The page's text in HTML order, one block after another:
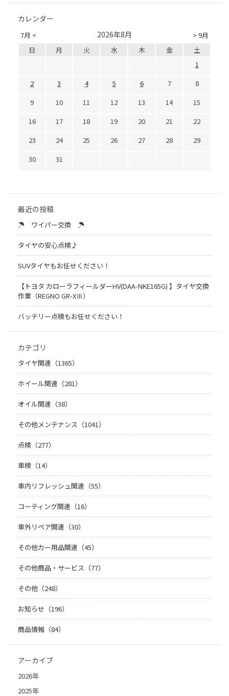
カレンダー
7月 < > 9月
2026年8月
日 月 火 水 木 金
土
1
2
3 4 5 6 7
8
9
10 11 12 13 14
15
16
17 18 19 20 21
22
23
24 25 26 27 28
29
30
31
最近の投稿
☂ ワイパー交換 ☂
タイヤの安心点検♪
SUVタイヤもお任せください！
【トヨタ カローラフィールダーHV(DAA-NKE165G) 】タイヤ交換
作業（REGNO GR-XⅢ）
バッテリー点検もお任せください！
カテゴリ
タイヤ関連（1365）
ホイール関連（281）
オイル関連（38）
その他メンテナンス（1041）
点検（277）
車検（14）
車内リフレッシュ関連（55）
コーティング関連（16）
車外リペア関連（30）
その他カー用品関連（45）
その他商品・サービス（77）
その他（248）
お知らせ（196）
商品情報（84）
アーカイブ
2026年
2025年